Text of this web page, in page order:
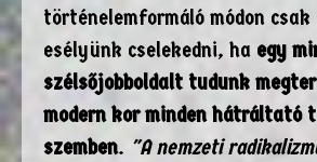
történelemformáló módon
esélyünk cselekedni, ha egy
szélsőjobboldalt tudunk
modern kor minden hátráltató
szemben. "A nemzeti